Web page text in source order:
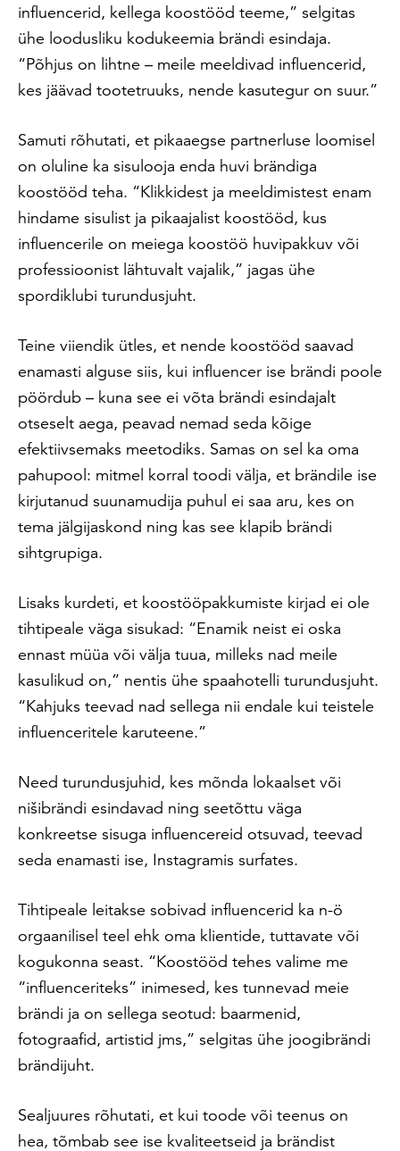
influencerid, kellega koostööd teeme,” selgitas
ühe loodusliku kodukeemia brändi esindaja.
“Põhjus on lihtne – meile meeldivad influencerid,
kes jäävad tootetruuks, nende kasutegur on suur.”
Samuti rõhutati, et pikaaegse partnerluse loomisel
on oluline ka sisulooja enda huvi brändiga
koostööd teha. “Klikkidest ja meeldimistest enam
hindame sisulist ja pikaajalist koostööd, kus
influencerile on meiega koostöö huvipakkuv või
professioonist lähtuvalt vajalik,” jagas ühe
spordiklubi turundusjuht.
Teine viiendik ütles, et nende koostööd saavad
enamasti alguse siis, kui influencer ise brändi poole
pöördub – kuna see ei võta brändi esindajalt
otseselt aega, peavad nemad seda kõige
efektiivsemaks meetodiks. Samas on sel ka oma
pahupool: mitmel korral toodi välja, et brändile ise
kirjutanud suunamudija puhul ei saa aru, kes on
tema jälgijaskond ning kas see klapib brändi
sihtgrupiga.
Lisaks kurdeti, et koostööpakkumiste kirjad ei ole
tihtipeale väga sisukad: “Enamik neist ei oska
ennast müüa või välja tuua, milleks nad meile
kasulikud on,” nentis ühe spaahotelli turundusjuht.
“Kahjuks teevad nad sellega nii endale kui teistele
influenceritele karuteene.”
Need turundusjuhid, kes mõnda lokaalset või
nišibrändi esindavad ning seetõttu väga
konkreetse sisuga influencereid otsuvad, teevad
seda enamasti ise, Instagramis surfates.
Tihtipeale leitakse sobivad influencerid ka n-ö
orgaanilisel teel ehk oma klientide, tuttavate või
kogukonna seast. “Koostööd tehes valime me
“influenceriteks” inimesed, kes tunnevad meie
brändi ja on sellega seotud: baarmenid,
fotograafid, artistid jms,” selgitas ühe joogibrändi
brändijuht.
Sealjuures rõhutati, et kui toode või teenus on
hea, tõmbab see ise kvaliteetseid ja brändist